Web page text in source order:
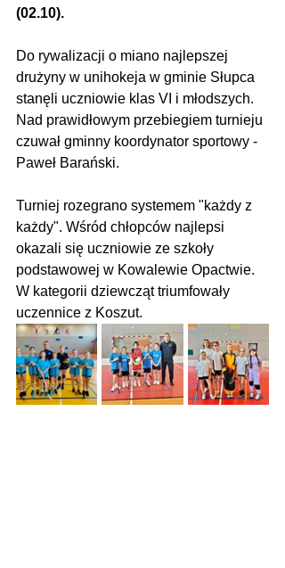
(02.10).
Do rywalizacji o miano najlepszej
drużyny w unihokeja w gminie Słupca
stanęli uczniowie klas VI i młodszych.
Nad prawidłowym przebiegiem turnieju
czuwał gminny koordynator sportowy -
Paweł Barański.
Turniej rozegrano systemem "każdy z
każdy". Wśród chłopców najlepsi
okazali się uczniowie ze szkoły
podstawowej w Kowalewie Opactwie.
W kategorii dziewcząt triumfowały
uczennice z Koszut.